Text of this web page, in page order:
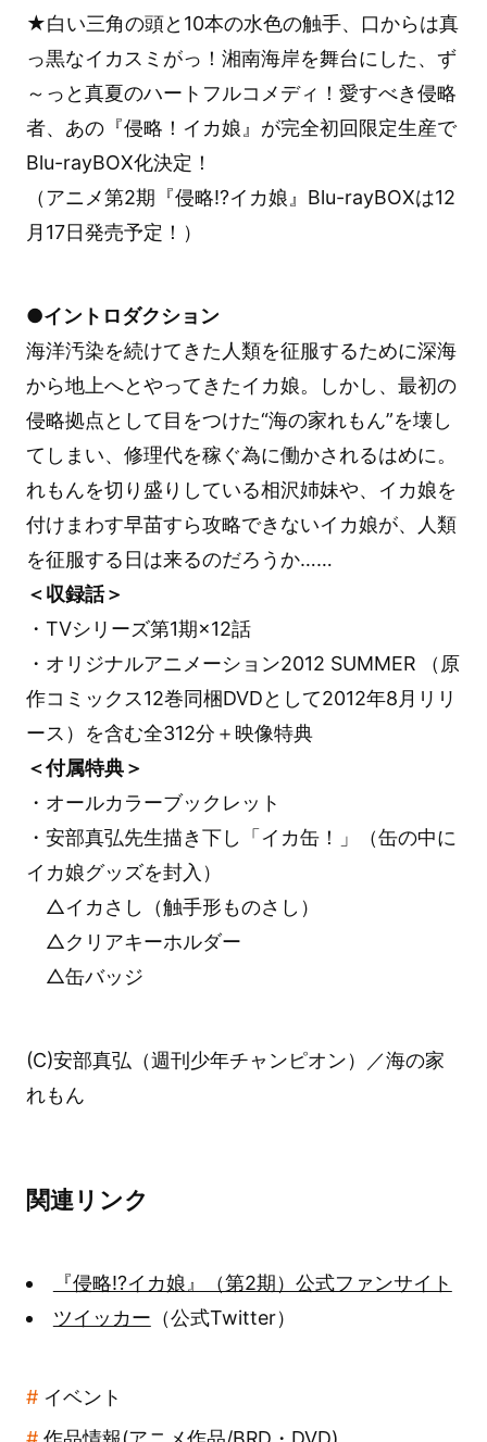
★白い三角の頭と10本の水色の触手、口からは真
っ黒なイカスミがっ！湘南海岸を舞台にした、ず
～っと真夏のハートフルコメディ！愛すべき侵略
者、あの『侵略！イカ娘』が完全初回限定生産で
Blu-rayBOX化決定！
（アニメ第2期『侵略!?イカ娘』Blu-rayBOXは12
月17日発売予定！）
●イントロダクション
海洋汚染を続けてきた人類を征服するために深海
から地上へとやってきたイカ娘。しかし、最初の
侵略拠点として目をつけた“海の家れもん”を壊し
てしまい、修理代を稼ぐ為に働かされるはめに。
れもんを切り盛りしている相沢姉妹や、イカ娘を
付けまわす早苗すら攻略できないイカ娘が、人類
を征服する日は来るのだろうか……
＜収録話＞
・TVシリーズ第1期×12話
・オリジナルアニメーション2012 SUMMER （原
作コミックス12巻同梱DVDとして2012年8月リリ
ース）を含む全312分＋映像特典
＜付属特典＞
・オールカラーブックレット
・安部真弘先生描き下し「イカ缶！」（缶の中に
イカ娘グッズを封入）
△イカさし（触手形ものさし）
△クリアキーホルダー
△缶バッジ
(C)安部真弘（週刊少年チャンピオン）／海の家
れもん
関連リンク
『侵略!?イカ娘』（第2期）公式ファンサイト
ツイッカー （公式Twitter）
イベント